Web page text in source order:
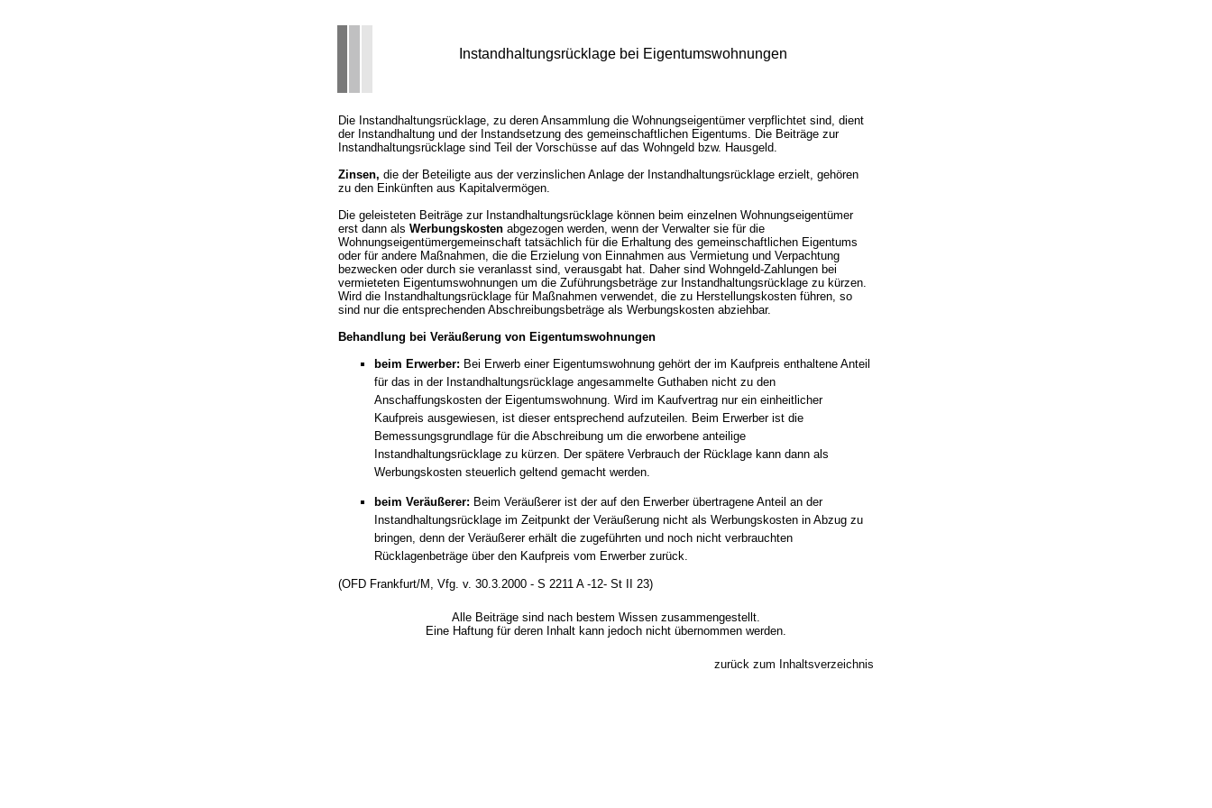
Instandhaltungsrücklage bei Eigentumswohnungen
Die Instandhaltungsrücklage, zu deren Ansammlung die Wohnungseigentümer verpflichtet sind, dient
der Instandhaltung und der Instandsetzung des gemeinschaftlichen Eigentums. Die Beiträge zur
Instandhaltungsrücklage sind Teil der Vorschüsse auf das Wohngeld bzw. Hausgeld.
Zinsen, die der Beteiligte aus der verzinslichen Anlage der Instandhaltungsrücklage erzielt, gehören
zu den Einkünften aus Kapitalvermögen.
Die geleisteten Beiträge zur Instandhaltungsrücklage können beim einzelnen Wohnungseigentümer
erst dann als Werbungskosten abgezogen werden, wenn der Verwalter sie für die
Wohnungseigentümergemeinschaft tatsächlich für die Erhaltung des gemeinschaftlichen Eigentums
oder für andere Maßnahmen, die die Erzielung von Einnahmen aus Vermietung und Verpachtung
bezwecken oder durch sie veranlasst sind, verausgabt hat. Daher sind Wohngeld-Zahlungen bei
vermieteten Eigentumswohnungen um die Zuführungsbeträge zur Instandhaltungsrücklage zu kürzen.
Wird die Instandhaltungsrücklage für Maßnahmen verwendet, die zu Herstellungskosten führen, so
sind nur die entsprechenden Abschreibungsbeträge als Werbungskosten abziehbar.
Behandlung bei Veräußerung von Eigentumswohnungen
beim Erwerber: Bei Erwerb einer Eigentumswohnung gehört der im Kaufpreis enthaltene Anteil
für das in der Instandhaltungsrücklage angesammelte Guthaben nicht zu den
Anschaffungskosten der Eigentumswohnung. Wird im Kaufvertrag nur ein einheitlicher
Kaufpreis ausgewiesen, ist dieser entsprechend aufzuteilen. Beim Erwerber ist die
Bemessungsgrundlage für die Abschreibung um die erworbene anteilige
Instandhaltungsrücklage zu kürzen. Der spätere Verbrauch der Rücklage kann dann als
Werbungskosten steuerlich geltend gemacht werden.
beim Veräußerer: Beim Veräußerer ist der auf den Erwerber übertragene Anteil an der
Instandhaltungsrücklage im Zeitpunkt der Veräußerung nicht als Werbungskosten in Abzug zu
bringen, denn der Veräußerer erhält die zugeführten und noch nicht verbrauchten
Rücklagenbeträge über den Kaufpreis vom Erwerber zurück.
(OFD Frankfurt/M, Vfg. v. 30.3.2000 - S 2211 A -12- St II 23)
Alle Beiträge sind nach bestem Wissen zusammengestellt.
Eine Haftung für deren Inhalt kann jedoch nicht übernommen werden.
zurück zum Inhaltsverzeichnis